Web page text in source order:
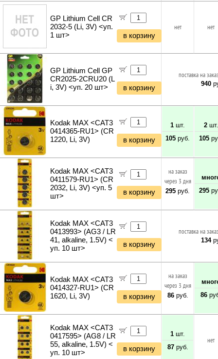
Кабели и переходники прочие
Бетономешалки
Садовые инструменты
Наборы инструментов
Хранение инструментов
Удлинители силовые
Фонари и мобильные светильники
Мультитулы и ножи
Инструменты и техника прочее
GP Lithium Cell CR
2032-5 (Li, 3V) <уп.
1 шт>
в корзину
нет нет
GP Lithium Cell GP
CR2025-2CRU20 (L
i, 3V) <уп. 20 шт>
в корзину
поставка на
940
Kodak MAX <CAT3
0414365-RU1> (CR
1220, Li, 3V)
в корзину
1 шт.
105 руб.
2шт.
105
Kodak MAX <CAT3
0411579-RU1> (CR
2032, Li, 3V) <уп. 5
шт>
в корзину
на заказ
через 3 дня
295 руб.
295
Kodak MAX <CAT3
0413993> (AG3 / LR
41, alkaline, 1.5V) <
уп. 10 шт>
в корзину
поставка на
134
Kodak MAX <CAT3
0414327-RU1> (CR
1620, Li, 3V)
в корзину
на заказ
через 3 дня
86руб.
86
Kodak MAX <CAT3
0417595> (AG8 / LR
55, alkaline, 1.5V) <
уп. 10 шт>
в корзину
1 шт.
87руб.
нет